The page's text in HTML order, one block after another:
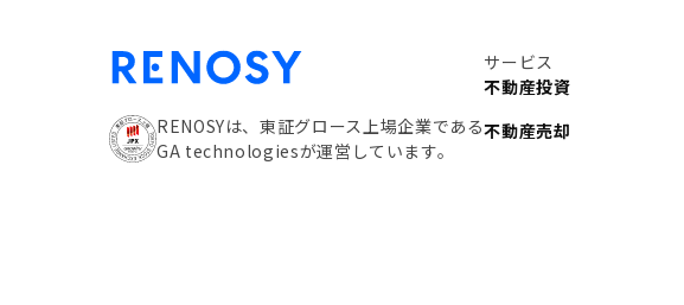
RENOSYは、東証グロース上場企業である
GA technologiesが運営しています。
サービス
不動産投資
不動産売却